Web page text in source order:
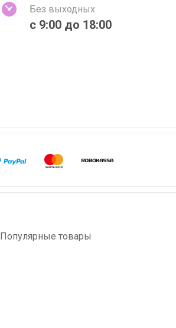
Без выходных
с 9:00 до 18:00
Популярные товары